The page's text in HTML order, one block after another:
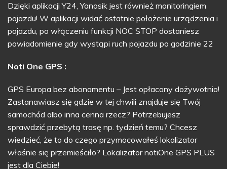
Dzięki aplikacji Y24, Yanosik jest również monitoringiem
pojazdu! W aplikacji widać ostatnie położenie urządzenia i
pojazdu, po włączeniu funkcji NOC STOP dostaniesz
powiadomienie gdy wystąpi ruch pojazdu po godzinie 22
Noti One GPS :
GPS Europa bez abonamentu – Jest opłacony dożywotnio!
Zastanawiasz się gdzie w tej chwili znajduje się Twój
samochód albo inna cenna rzecz? Potrzebujesz
sprawdzić przebytą trasę np. tydzień temu? Chcesz
wiedzieć, że to do czego przymocowałeś lokalizator
właśnie się przemieściło? Lokalizator notiOne GPS PLUS
jest dla Ciebie!